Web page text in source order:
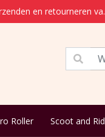
en retourneren
Roller Scoot and